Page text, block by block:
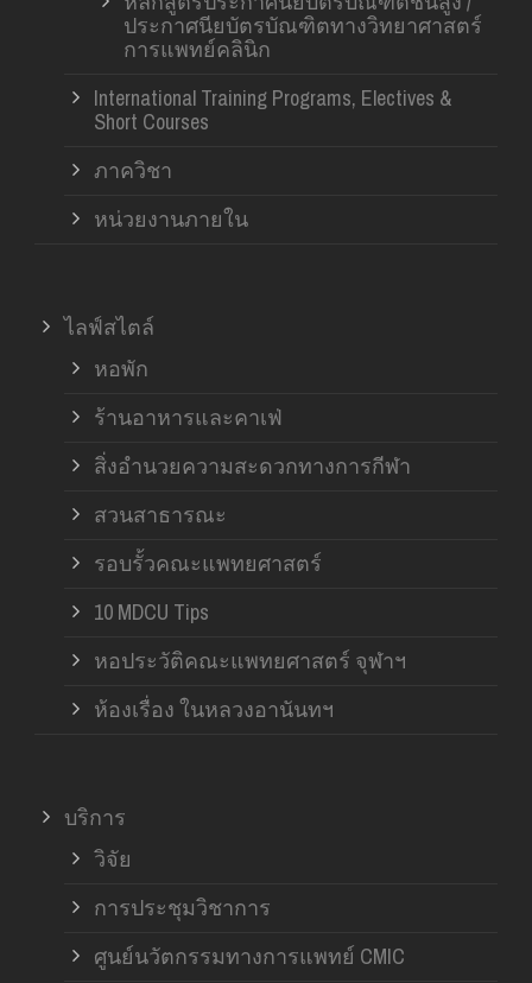
ประกาศนียบัตรบัณฑิตทางวิทยาศาสตร์
การแพทย์คลินิก
International Training Programs, Electives &
Short Courses
ภาควิชา
หน่วยงานภายใน
ไลฟ์สไตล์
หอพัก
ร้านอาหารและคาเฟ่
สิ่งอำนวยความสะดวกทางการกีฬา
สวนสาธารณะ
รอบรั้วคณะแพทยศาสตร์
10 MDCU Tips
หอประวัติคณะแพทยศาสตร์ จุฬาฯ
ห้องเรื่อง ในหลวงอานันทฯ
บริการ
วิจัย
การประชุมวิชาการ
ศูนย์นวัตกรรมทางการแพทย์ CMIC